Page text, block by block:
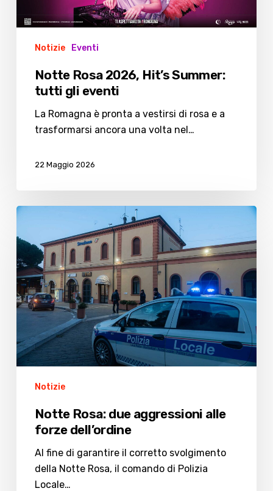
eventi
Notizie Eventi
Notte Rosa 2026, Hit’s Summer:
tutti gli eventi
La Romagna è pronta a vestirsi di rosa e a
trasformarsi ancora una volta nel…
22 Maggio 2026
Notte
due
aggressioni
alle
forze
dell’ordine
Notizie
Notte Rosa: due aggressioni alle
forze dell’ordine
Al fine di garantire il corretto svolgimento
della Notte Rosa, il comando di Polizia
Locale…